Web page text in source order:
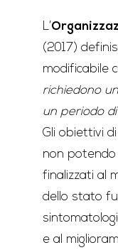
L’
(2017)
modificabile
richiedono
un periodo
Gli obiettivi
non potendo
finalizzati al
dello stato
e al